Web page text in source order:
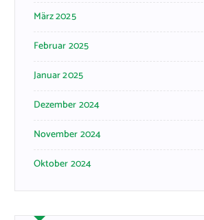
März 2025
Februar 2025
Januar 2025
Dezember 2024
November 2024
Oktober 2024